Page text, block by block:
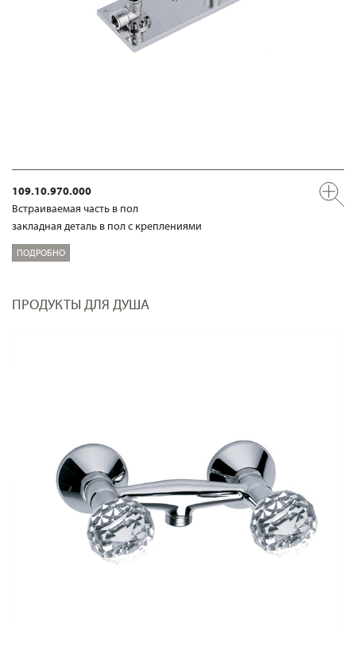
109.10.970.000
Встраиваемая часть в пол
закладная деталь в пол с креплениями
ПОДРОБНО
ПРОДУКТЫ ДЛЯ ДУША